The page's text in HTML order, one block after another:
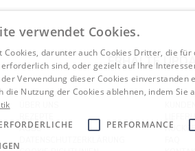
ERHALTE
AGBS
verwendet Cookies.
Cookies, darunter auch Cookies Dritter, die
sind, oder gezielt auf Ihre
Verwendung dieser Cookies einverstanden
die Nutzung der Cookies ablehnen, indem
PERFORMANCE